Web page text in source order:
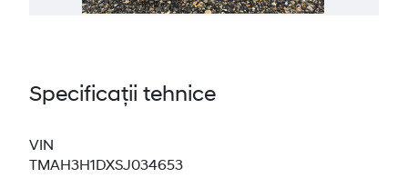
Specificații tehnice
VIN
TMAH3H1DXSJ034653